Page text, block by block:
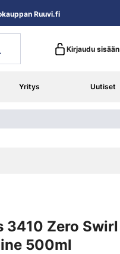
Kirjaudu sisään
Yritys Uutiset
Ruuvi.fi
3410 Zero Swirl
500ml